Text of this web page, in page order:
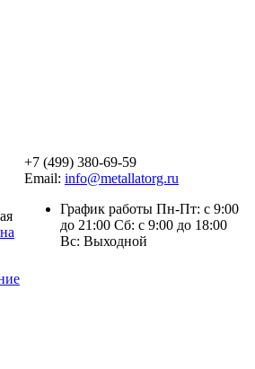
+7 (499) 380-69-59
Email: info@metallatorg.ru
График работы Пн-Пт: с 9:00
до 21:00 Сб: с 9:00 до 18:00
Вс: Выходной